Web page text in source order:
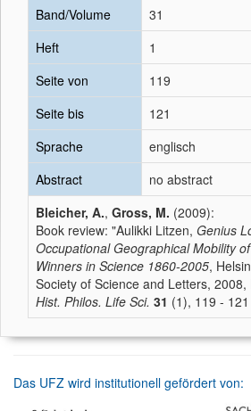
Band/Volume
31
Heft
1
Seite von
119
Seite bis
121
Sprache
englisch
Abstract
no abstract
Bleicher, A., Gross, M. (2009):
Book review: "Aulikki Litzen, Genius
Occupational Geographical Mobility
Winners in Science 1860-2005,
Society of Science and Letters,
Hist. Philos. Life Sci. 31 (1), 119 - 121
Das UFZ wird institutionell gefördert von: